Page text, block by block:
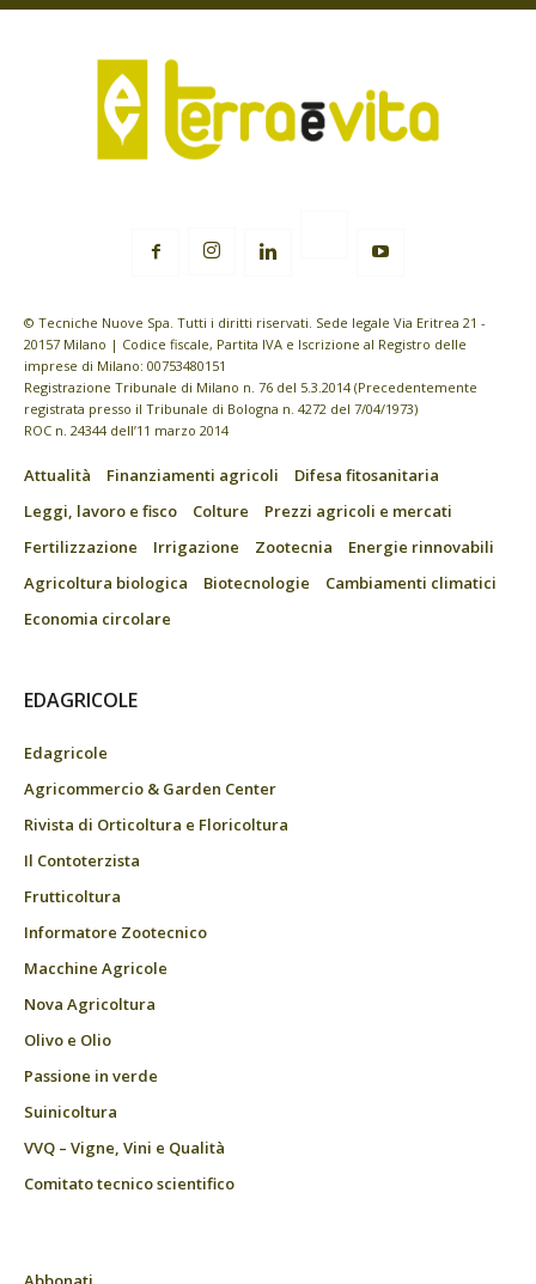
© Tecniche Nuove Spa. Tutti i diritti riservati. Sede legale Via Eritrea 21 -
20157 Milano | Codice fiscale, Partita IVA e Iscrizione al Registro delle
imprese di Milano: 00753480151
Registrazione Tribunale di Milano n. 76 del 5.3.2014 (Precedentemente
registrata presso il Tribunale di Bologna n. 4272 del 7/04/1973)
ROC n. 24344 dell’11 marzo 2014
Attualità Finanziamenti agricoli
Difesa fitosanitaria
Leggi, lavoro e fisco
Colture
Prezzi agricoli e mercati
Fertilizzazione
Irrigazione Zootecnia
Energie rinnovabili
Agricoltura biologica
Biotecnologie
Cambiamenti climatici
Economia circolare
EDAGRICOLE
Edagricole
Agricommercio & Garden Center
Rivista di Orticoltura e Floricoltura
Il Contoterzista
Frutticoltura
Informatore Zootecnico
Macchine Agricole
Nova Agricoltura
Olivo e Olio
Passione in verde
Suinicoltura
VVQ – Vigne, Vini e Qualità
Comitato tecnico scientifico